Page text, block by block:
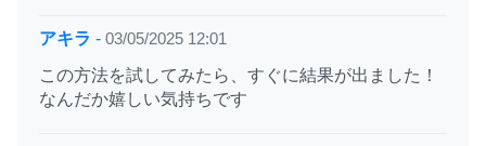
アキラ - 03/05/2025 12:01
この方法を試してみたら、すぐに結果が出ました！
なんだか嬉しい気持ちです